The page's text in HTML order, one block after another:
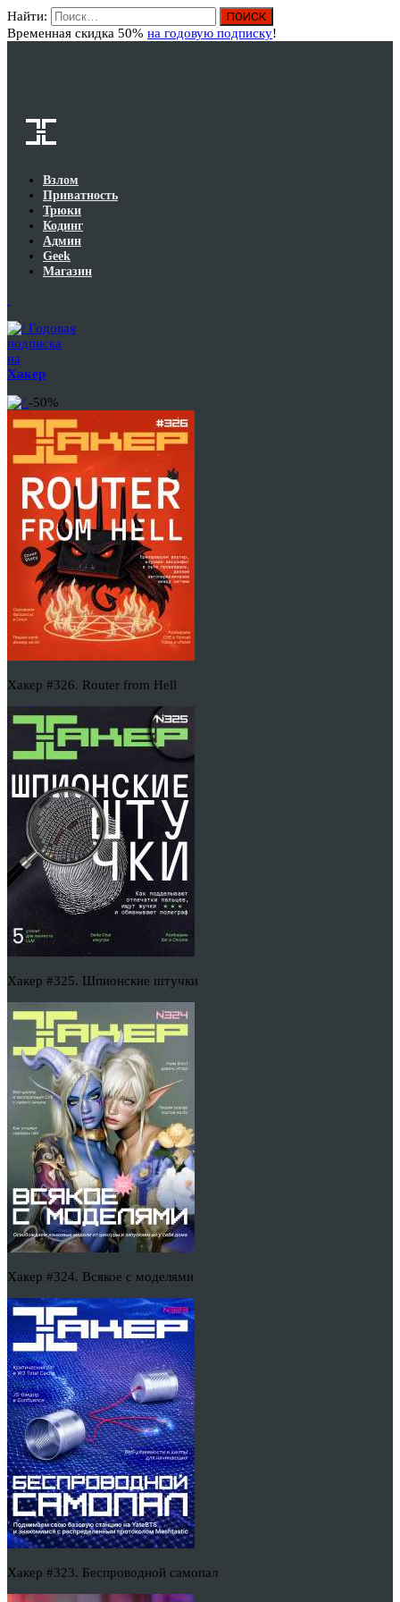
Найти:
Временная скидка 50% на годовую подписку!
Взлом
Приватность
Трюки
Кодинг
Админ
Geek
Магазин
Годовая
подписка
на
Хакер
-50%
Хакер #326. Router from Hell
Хакер #325. Шпионские штучки
Хакер #324. Всякое с моделями
Хакер #323. Беспроводной самопал